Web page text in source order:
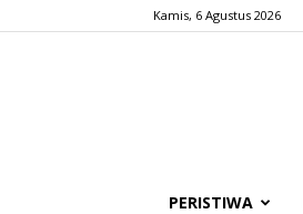
Kamis, 6 Agustus 2026
PERISTIWA